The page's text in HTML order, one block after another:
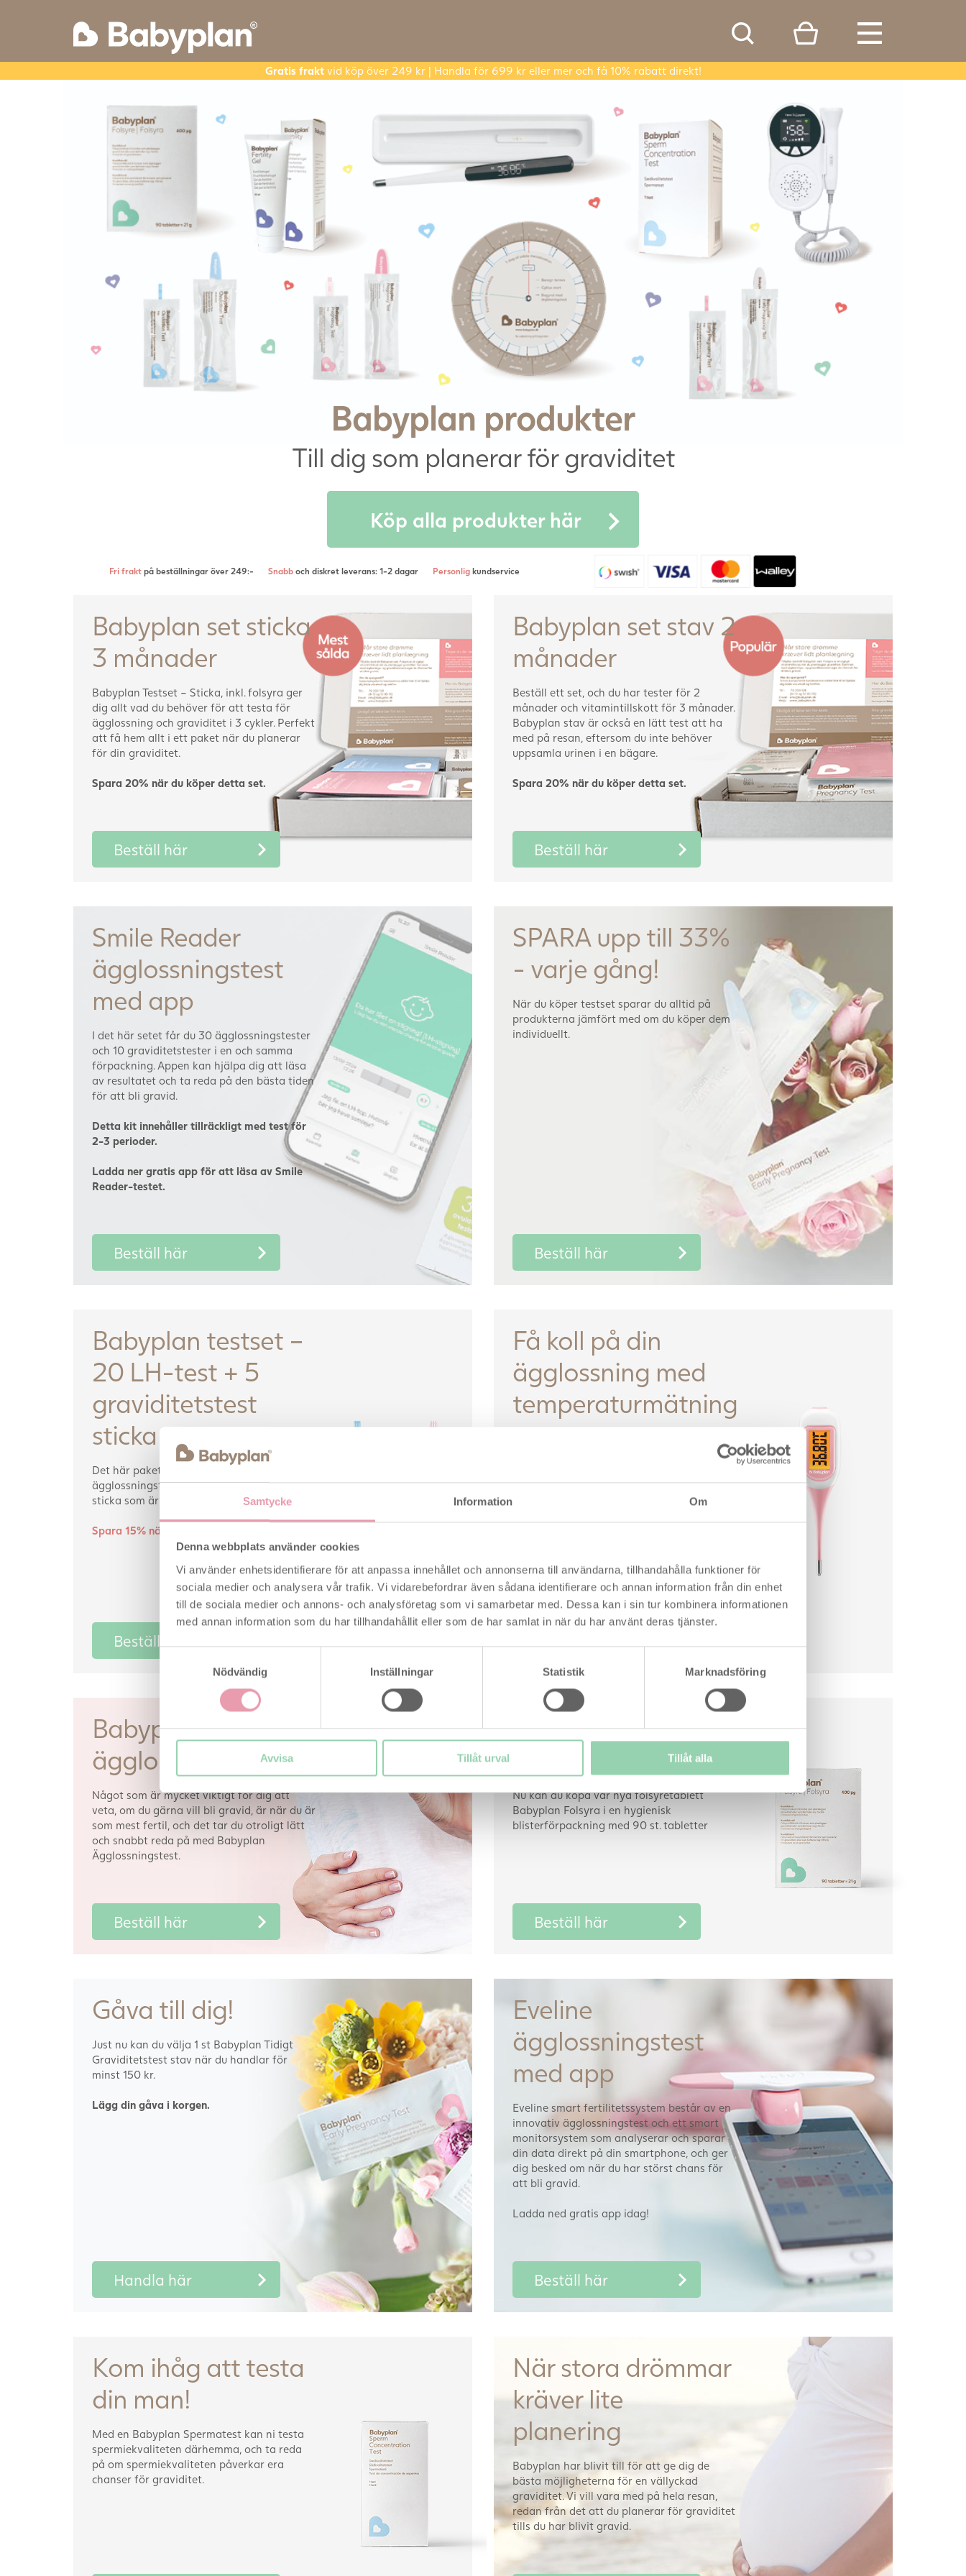
Gratis fraktvid köp över 249 kr | Handla för 699 kr eller mer och få 10% rabatt direkt!
Samtycke Information Om
Denna webbplats använder cookies
Vi använder enhetsidentifierare för att anpassa innehållet och annonserna till användarna, tillhandahålla funktioner för
sociala medier och analysera vår trafik. Vi vidarebefordrar även sådana identifierare och annan information från din enhet
till de sociala medier och annons- och analysföretag som vi samarbetar med. Dessa kan i sin tur kombinera informationen
med annan information som du har tillhandahållit eller som de har samlat in när du har använt deras tjänster.
Nödvändig
Inställningar Statistik Marknadsföring
Avvisa Tillåt urval Tillåt alla
Babyplan produkter
Till dig som planerar för graviditet
Köp alla produkter här
Fri frakt på beställningar över 249:- Snabb och diskret leverans: 1-2 dagar Personlig kundservice
Babyplan set sticka
3 månader
Babyplan Testset – Sticka, inkl. folsyra ger
dig allt vad du behöver för att testa för
ägglossning och graviditet i 3 cykler. Perfekt
att få hem allt i ett paket när du planerar
för din graviditet.
Spara 20% när du köper detta set.
Beställ här
Babyplan set stav 2
månader
Beställ ett set, och du har tester för 2
månader och vitamintillskott för 3 månader.
Babyplan stav är också en lätt test att ha
med på resan, eftersom du inte behöver
uppsamla urinen i en bägare.
Spara 20% när du köper detta set.
Beställ här
Smile Reader
ägglossningstest
med app
I det här setet får du 30 ägglossningstester
och 10 graviditetstester i en och samma
förpackning. Appen kan hjälpa dig att läsa
av resultatet och ta reda på den bästa tiden
för att bli gravid.
Detta kit innehåller tillräckligt med test för
2-3 perioder.
Ladda ner gratis app för att läsa av Smile
Reader-testet.
Beställ här
SPARA upp till 33%
- varje gång!
När du köper testset sparar du alltid på
produkterna jämfört med om du köper dem
individuellt.
Beställ här
Babyplan testset –
20 LH-test + 5
graviditetstest
sticka
Det här paketerbjudandet består av våra
ägglossningstest sticka och graviditetstest
sticka som är marknadens billigaste test.
Spara 15% när du köper Babyplan set!
Beställ här
Få koll på din
ägglossning med
temperaturmätning
ændringer i din basale kropstemperatur
(BBT), at du kan forudsige, hvornår dette vil
komplement till ägglossningstest.
Babyplan
ägglossningstest
Något som är mycket viktigt för dig att
veta, om du gärna vill bli gravid, är när du är
som mest fertil, och det tar du otroligt lätt
och snabbt reda på med Babyplan
Ägglossningstest.
Beställ här
Har du kommit ihåg
Nu kan du köpa vår nya folsyretablett
Babyplan Folsyra i en hygienisk
blisterförpackning med 90 st. tabletter
Beställ här
Gåva till dig!
Just nu kan du välja 1 st Babyplan Tidigt
Graviditetstest stav när du handlar för
minst 150 kr.
Lägg din gåva i korgen.
Handla här
Eveline
ägglossningstest
med app
Eveline smart fertilitetssystem består av en
innovativ ägglossningstest och ett smart
monitorsystem som analyserar och sparar
din data direkt på din smartphone, och ger
dig besked om när du har störst chans för
att bli gravid.
Ladda ned gratis app idag!
Beställ här
Kom ihåg att testa
din man!
Med en Babyplan Spermatest kan ni testa
spermiekvaliteten därhemma, och ta reda
på om spermiekvaliteten påverkar era
chanser för graviditet.
När stora drömmar
kräver lite
planering
Babyplan har blivit till för att ge dig de
bästa möjligheterna för en vällyckad
graviditet. Vi vill vara med på hela resan,
redan från det att du planerar för graviditet
tills du har blivit gravid.